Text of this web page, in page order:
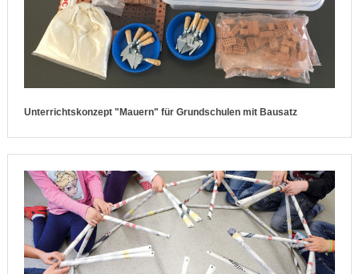
Unterrichtskonzept "Mauern" für Grundschulen mit Bausatz